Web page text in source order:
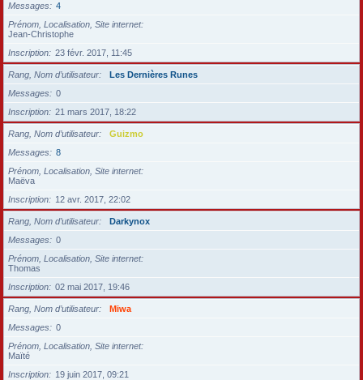
Messages
4
Prénom, Localisation, Site internet
Jean-Christophe
Inscription
23 févr. 2017, 11:45
Rang, Nom d’utilisateur
Les Dernières Runes
Messages
0
Inscription
21 mars 2017, 18:22
Rang, Nom d’utilisateur
Guizmo
Messages
8
Prénom, Localisation, Site internet
Maëva
Inscription
12 avr. 2017, 22:02
Rang, Nom d’utilisateur
Darkynox
Messages
0
Prénom, Localisation, Site internet
Thomas
Inscription
02 mai 2017, 19:46
Rang, Nom d’utilisateur
Miwa
Messages
0
Prénom, Localisation, Site internet
Maïté
Inscription
19 juin 2017, 09:21